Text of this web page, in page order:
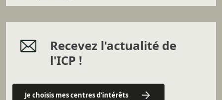
Recevez l'actualité de
l'ICP !
Je choisis mes centres d'intérêts